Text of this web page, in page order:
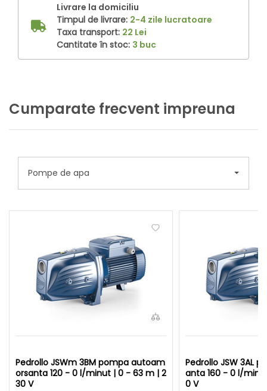
Livrare la domiciliu
Timpul de livrare: 2-4 zile lucratoare
Taxa transport: 22 Lei
Cantitate în stoc: 3 buc
Cumparate frecvent impreuna
Pompe de apa
Pedrollo JSWm 3BM pompa autoam
orsanta 120 - 0 l/minut | 0 - 63 m | 2
30 V
Pedrollo JSW 3AL
anta 160 - 0 l/
0 V